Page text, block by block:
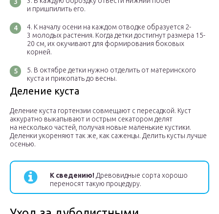
и пришпилить его.
К началу осени на каждом отводке образуется 2-
3 молодых растения. Когда детки достигнут размера 15-
20 см, их окучивают для формирования боковых
корней.
В октябре детки нужно отделить от материнского
куста и прикопать до весны.
Деление куста
Деление куста гортензии совмещают с пересадкой. Куст
аккуратно выкапывают и острым секатором делят
на несколько частей, получая новые маленькие кустики.
Деленки укореняют так же, как саженцы. Делить кусты лучше
осенью.
К сведению! Древовидные сорта хорошо
переносят такую процедуру.